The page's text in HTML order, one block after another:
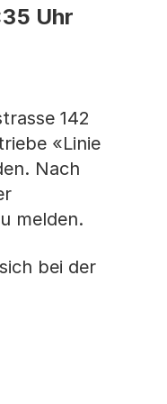
Uhr
142
«Linie
Nach
melden.
bei der